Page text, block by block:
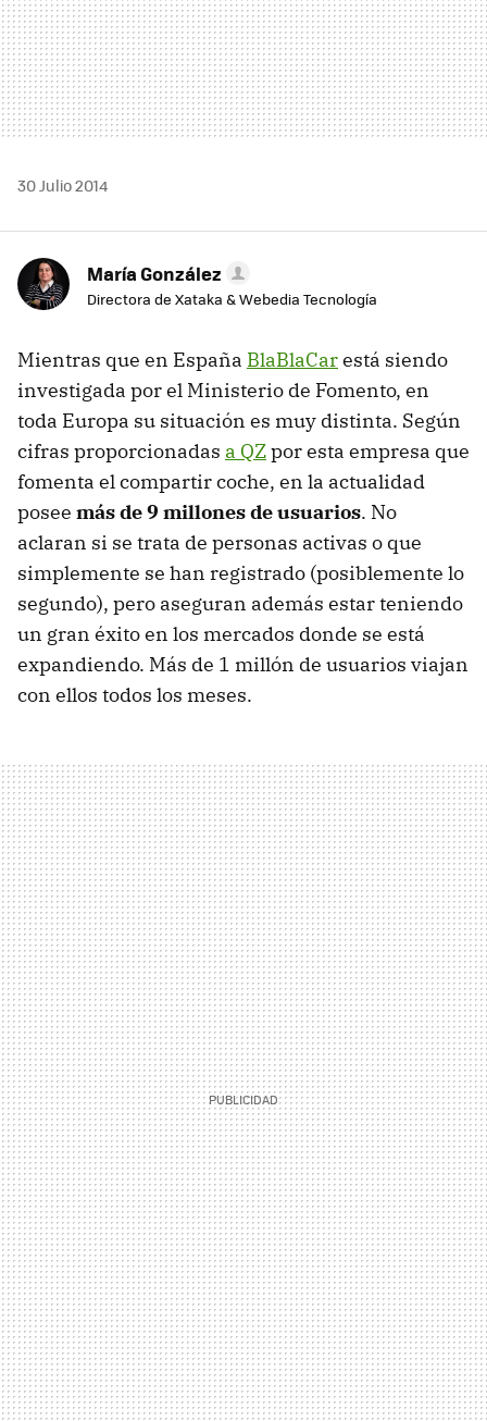
30 Julio 2014
María González
Directora de Xataka & Webedia Tecnología
Mientras que en España BlaBlaCarestá siendo
investigada por el Ministerio de Fomento, en
toda Europa su situación es muy distinta. Según
cifras proporcionadas a QZpor esta empresa que
fomenta el compartir coche, en la actualidad
posee más de 9 millones de usuarios. No
aclaran si se trata de personas activas o que
simplemente se han registrado (posiblemente lo
segundo), pero aseguran además estar teniendo
un gran éxito en los mercados donde se está
expandiendo. Más de 1 millón de usuarios viajan
con ellos todos los meses.